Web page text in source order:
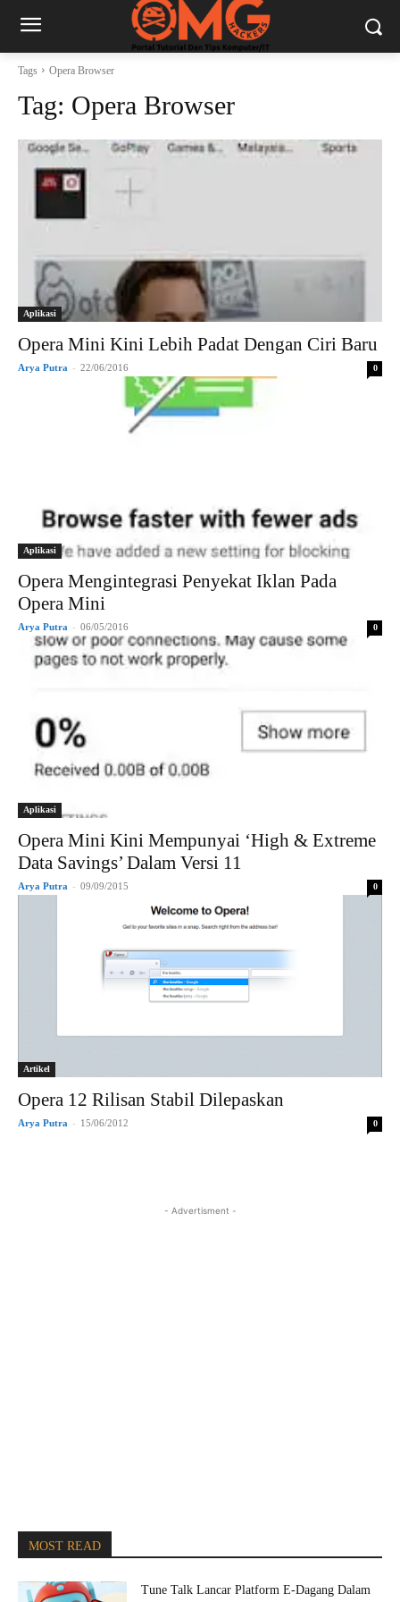
Tags Opera Browser
Tag: Opera Browser
Aplikasi
Opera Mini Kini Lebih Padat Dengan Ciri Baru
Arya Putra - 22/06/2016 0
Aplikasi
Opera Mengintegrasi Penyekat Iklan Pada
Opera Mini
Arya Putra - 06/05/2016 0
Aplikasi
Opera Mini Kini Mempunyai ‘High & Extreme
Data Savings’ Dalam Versi 11
Arya Putra - 09/09/2015 0
Artikel
Opera 12 Rilisan Stabil Dilepaskan
Arya Putra - 15/06/2012 0
- Advertisment -
MOST READ
Tune Talk Lancar Platform E-Dagang Dalam